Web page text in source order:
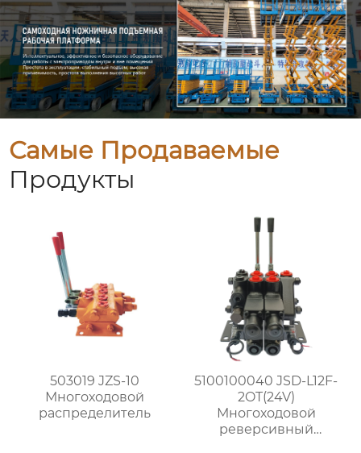
Самые Продаваемые
Продукты
503019 JZS-10
Многоходовой
распределитель
5100100040 JSD-L12F-
2OT(24V)
Многоходовой
реверсивный